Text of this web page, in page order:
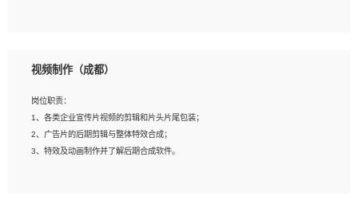
上；
3、想象力丰富, 有一定的艺术审美深度；
4、有良好的场景特效搭建功底；
5、熟悉 3Ds Max 或者 Maya；
6、有良好的沟通能力和团队合作意识；
视频制作（成都）
岗位职责：
1、各类企业宣传片视频的剪辑和片头片尾包装；
2、广告片的后期剪辑与整体特效合成；
3、特效及动画制作并了解后期合成软件。